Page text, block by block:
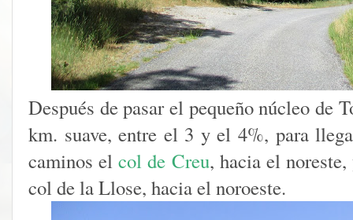
Después de pasar el pequeño núcleo de
km. suave, entre el 3 y el 4%, para
caminos elcol de Creu, hacia el
col de la Llose, hacia el noroeste.